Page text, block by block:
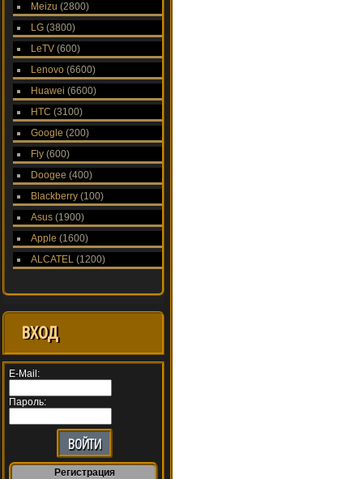
Meizu (2800)
LG (3800)
LeTV (600)
Lenovo (6600)
Huawei (6600)
HTC (3100)
Google (200)
Fly (600)
Doogee (400)
Blackberry (100)
Asus (1900)
Apple (1600)
ALCATEL (1200)
ВХОД
E-Mail:
Пароль:
Регистрация